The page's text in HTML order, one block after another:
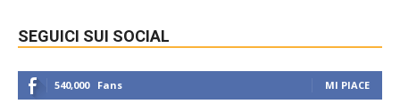
SEGUICI SUI SOCIAL
540,000 Fans MI PIACE